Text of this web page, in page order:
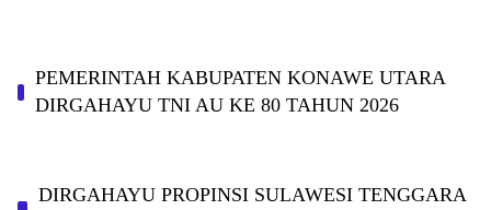
PEMERINTAH KABUPATEN KONAWE UTARA
DIRGAHAYU TNI AU KE 80 TAHUN 2026
DIRGAHAYU PROPINSI SULAWESI TENGGARA